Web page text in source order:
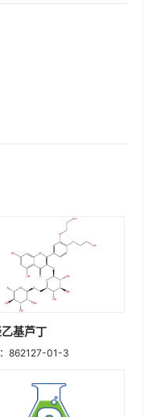
基芦丁
862127-01-3